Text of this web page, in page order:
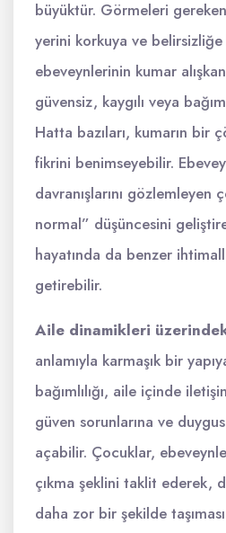
büyüktür. Görmeleri
yerini korkuya ve
ebeveynlerinin kumar
güvensiz, kaygılı veya
Hatta bazıları, kumarın bir
fikrini benimseyebilir.
davranışlarını gözlemleyen
normal” düşüncesini
hayatında da benzer
getirebilir.
Aile dinamikleri
anlamıyla karmaşık bir
bağımlılığı, aile içinde
güven sorunlarına ve
açabilir. Çocuklar,
çıkma şeklini taklit ederek,
daha zor bir şekilde